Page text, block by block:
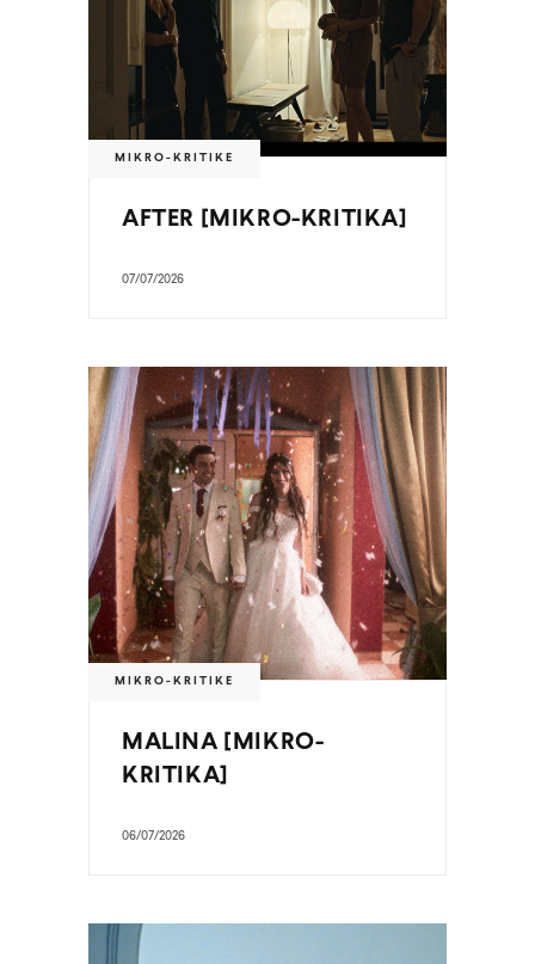
MIKRO-KRITIKE
AFTER [MIKRO-KRITIKA]
07/07/2026
MIKRO-KRITIKE
MALINA [MIKRO-
KRITIKA]
06/07/2026